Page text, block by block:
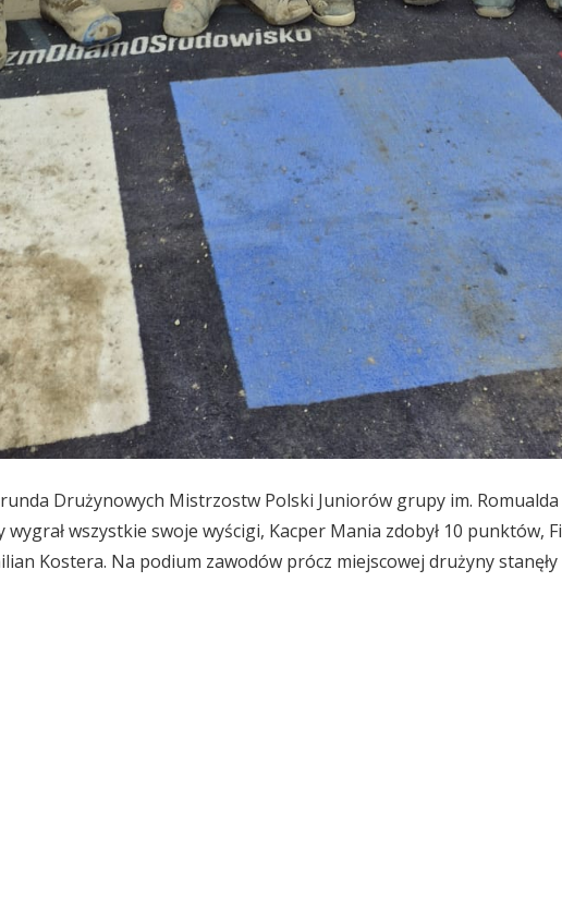
Drużynowych Mistrzostw Polski Juniorów grupy im.
wszystkie swoje wyścigi, Kacper Mania zdobył 10 punktów,
Kostera. Na podium zawodów prócz miejscowej drużyny stanęły